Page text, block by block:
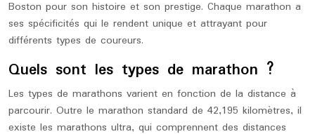
Boston pour son histoire et son prestige. Chaque marathon a
ses spécificités qui le rendent unique et attrayant pour
différents types de coureurs.
Quels sont les types de marathon ?
Les types de marathons varient en fonction de la distance à
parcourir. Outre le marathon standard de 42,195 kilomètres, il
existe les marathons ultra, qui comprennent des distances